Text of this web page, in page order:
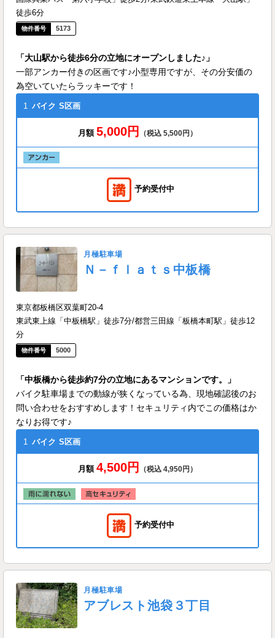
徒歩6分
5173
「大山駅から徒歩6分の立地にオープンしました♪」
一部アンカー付きの区画です♪小型専用ですが、その分安価の
為空いていたらラッキーです！
1 バイク S区画
月額 5,000円 （税込 5,500円）
予約受付中
月極駐車場
Ｎ－ｆｌａｔｓ中板橋
東京都板橋区双葉町20-4
東武東上線「中板橋駅」徒歩7分/都営三田線「板橋本町駅」徒歩12
分
5000
「中板橋から徒歩約7分の立地にあるマンションです。」
バイク駐車場までの動線が狭くなっている為、現地確認後のお
問い合わせをおすすめします！セキュリティ内でこの価格はか
なりお得です♪
1 バイク S区画
月額 4,500円 （税込 4,950円）
予約受付中
月極駐車場
アブレスト池袋３丁目